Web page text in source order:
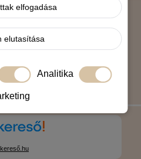
elfogadása
elutasítása
Analitika
BANKKÁRTYÁS FIZETÉS